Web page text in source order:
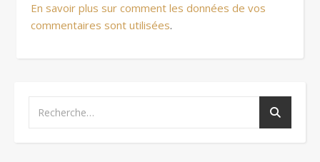
En savoir plus sur comment les données de vos
commentaires sont utilisées.